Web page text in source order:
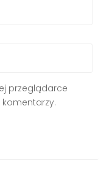
przeglądarce